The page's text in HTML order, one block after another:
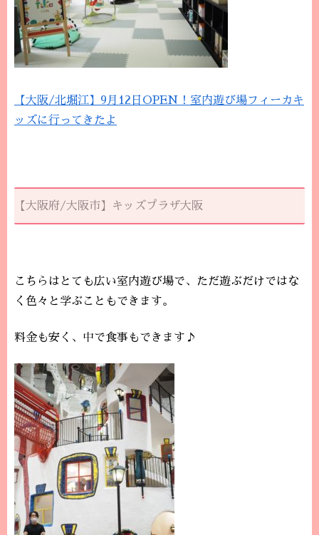
【大阪/北堀江】9月12日OPEN！室内遊び場フィーカキ
ッズに行ってきたよ
【大阪府/大阪市】キッズプラザ大阪
こちらはとても広い室内遊び場で、ただ遊ぶだけではな
く色々と学ぶこともできます。
料金も安く、中で食事もできます♪